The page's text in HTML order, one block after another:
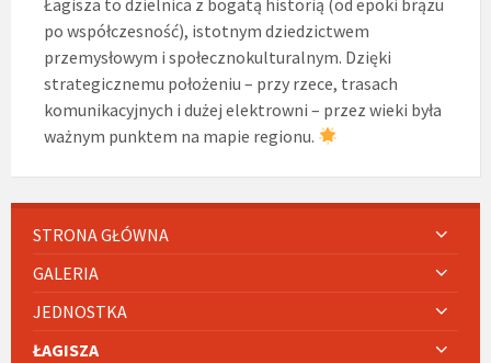
Łagisza to dzielnica z bogatą historią (od epoki brązu
po współczesność), istotnym dziedzictwem
przemysłowym i społecznokulturalnym. Dzięki
strategicznemu położeniu – przy rzece, trasach
komunikacyjnych i dużej elektrowni – przez wieki była
ważnym punktem na mapie regionu.
STRONA GŁÓWNA
GALERIA
JEDNOSTKA
ŁAGISZA